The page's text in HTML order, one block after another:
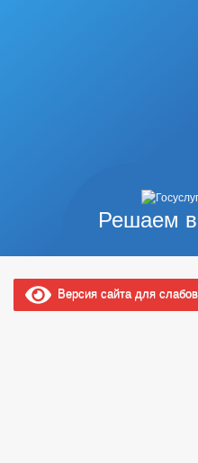
Решаем
Версия сайта для